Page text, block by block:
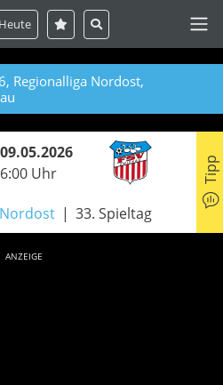
Heute
Regionalliga Nordost,
Uhr
33. Spieltag
Tipp
ANZEIGE